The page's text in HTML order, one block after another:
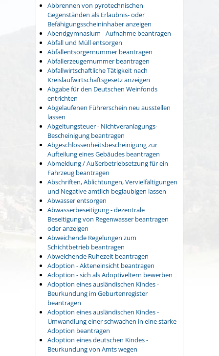
Abbrennen von pyrotechnischen
Gegenständen als Erlaubnis- oder
Befähigungsscheininhaber anzeigen
Abendgymnasium - Aufnahme beantragen
Abfall und Müll entsorgen
Abfallentsorgernummer beantragen
Abfallerzeugernummer beantragen
Abfallwirtschaftliche Tätigkeit nach
Kreislaufwirtschaftsgesetz anzeigen
Abgabe für den Deutschen Weinfonds
entrichten
Abgelaufenen Führerschein neu ausstellen
lassen
Abgeltungsteuer - Nichtveranlagungs-
Bescheinigung beantragen
Abgeschlossenheitsbescheinigung zur
Aufteilung eines Gebäudes beantragen
Abmeldung / Außerbetriebsetzung für ein
Fahrzeug beantragen
Abschriften, Ablichtungen, Vervielfältigungen
und Negative amtlich beglaubigen lassen
Abwasser entsorgen
Abwasserbeseitigung - dezentrale
Beseitigung von Regenwasser beantragen
oder anzeigen
Abweichende Regelungen zum
Schichtbetrieb beantragen
Abweichende Ruhezeit beantragen
Adoption - Akteneinsicht beantragen
Adoption - sich als Adoptiveltern bewerben
Adoption eines ausländischen Kindes -
Beurkundung im Geburtenregister
beantragen
Adoption eines ausländischen Kindes -
Umwandlung einer schwachen in eine starke
Adoption beantragen
Adoption eines deutschen Kindes -
Beurkundung von Amts wegen